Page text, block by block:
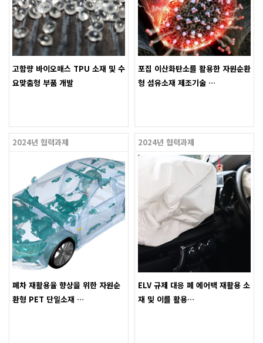
고함량 바이오매스 TPU 소재 및 수
요맞춤형 부품 개발
포집 이산화탄소를 활용한 자원순환
형 섬유소재 제조기술 …
2024년 협력과제
폐차 재활용율 향상을 위한 자원순
환형 PET 단일소재 …
2024년 협력과제
ELV 규제 대응 폐 에어백 재활용 소
재 및 이를 활용…